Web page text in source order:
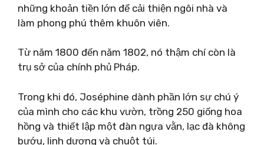
những khoản tiền lớn để cải thiện ngôi nhà và
làm phong phú thêm khuôn viên.
Từ năm 1800 đến năm 1802, nó thậm chí còn là
trụ sở của chính phủ Pháp.
Trong khi đó, Joséphine dành phần lớn sự chú ý
của mình cho các khu vườn, trồng 250 giống hoa
hồng và thiết lập một đàn ngựa vằn, lạc đà không
bướu, linh dương và chuột túi.